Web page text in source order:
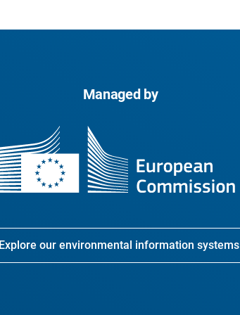
Managed by
Explore our environmental information systems